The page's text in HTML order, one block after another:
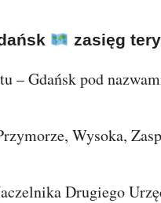
zasięg
– Gdańsk pod
Wysoka,
Drugiego